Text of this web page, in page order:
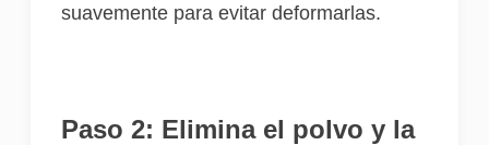
suavemente para evitar deformarlas.
Paso 2: Elimina el polvo y la